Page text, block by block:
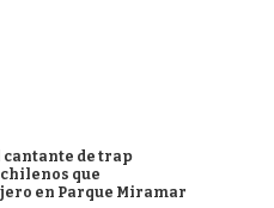
de trap
chilenos que
en Parque Miramar